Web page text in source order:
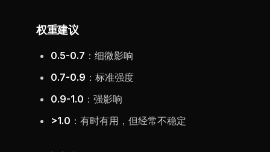
权重建议
0.5-0.7 ：细微影响
0.7-0.9 ：标准强度
0.9-1.0 ：强影响
>1.0 ：有时有用，但经常不稳定